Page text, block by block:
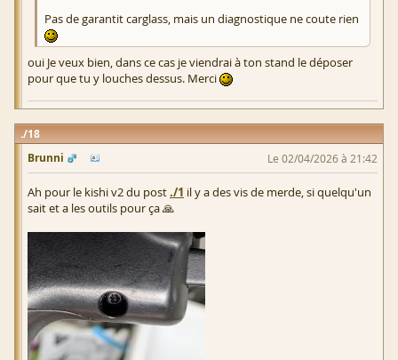
Pas de garantit carglass, mais un diagnostique ne coute rien
oui Je veux bien, dans ce cas je viendrai à ton stand le déposer
pour que tu y louches dessus. Merci
18
Brunni
Le 02/04/2026 à 21:42
Ah pour le kishi v2 du post./1 il y a des vis de merde, si quelqu'un
sait et a les outils pour ça 🙏